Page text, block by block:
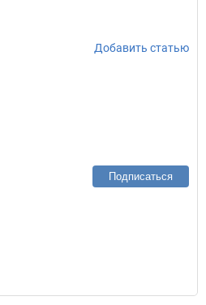
Добавить статью
Подписаться